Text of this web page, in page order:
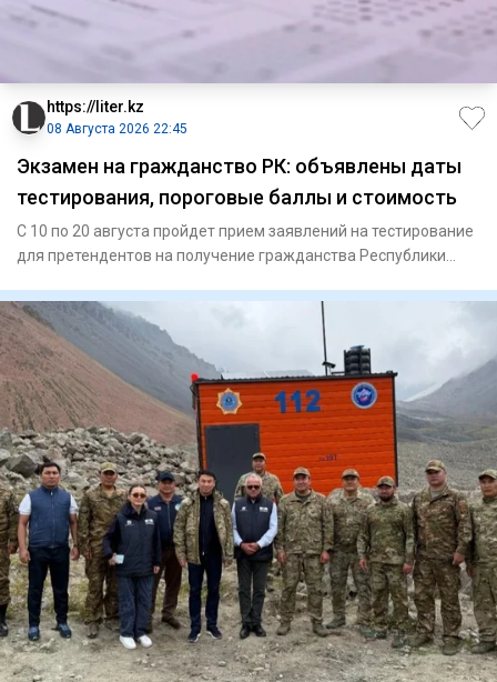
https://liter.kz
08 Августа 2026 22:45
Экзамен на гражданство РК: объявлены даты
тестирования, пороговые баллы и стоимость
С 10 по 20 августа пройдет прием заявлений на тестирование
для претендентов на получение гражданства Республики